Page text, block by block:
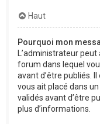
Haut
Pourquoi mon
L’administrateur
forum dans lequel
avant d’être publiés.
vous ait placé dans
validés avant d’être
plus d’informations.